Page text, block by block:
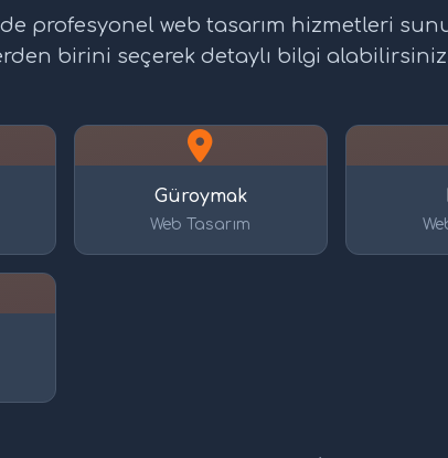
profesyonel web tasarım hizmetleri
birini seçerek detaylı bilgi
Güroymak
Web Tasarım